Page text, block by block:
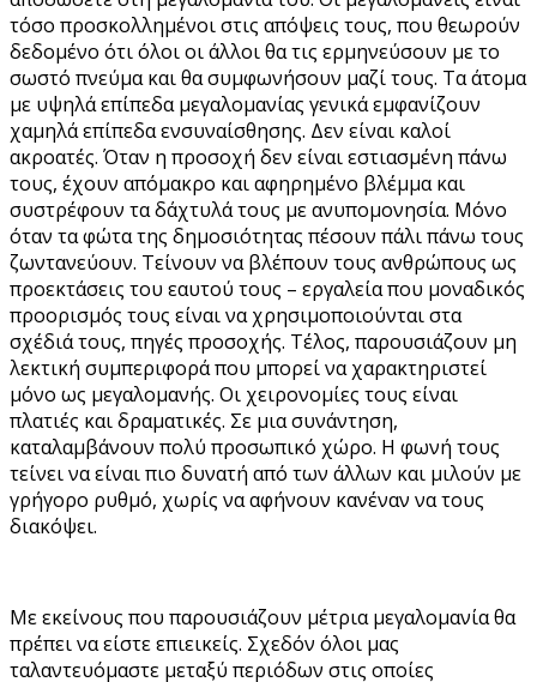
τόσο προσκολλημένοι στις απόψεις τους, που θεωρούν
δεδομένο ότι όλοι οι άλλοι θα τις ερμηνεύσουν με το
σωστό πνεύμα και θα συμφωνήσουν μαζί τους. Τα άτομα
με υψηλά επίπεδα μεγαλομανίας γενικά εμφανίζουν
χαμηλά επίπεδα ενσυναίσθησης. Δεν είναι καλοί
ακροατές. Όταν η προσοχή δεν είναι εστιασμένη πάνω
τους, έχουν απόμακρο και αφηρημένο βλέμμα και
συστρέφουν τα δάχτυλά τους με ανυπομονησία. Μόνο
όταν τα φώτα της δημοσιότητας πέσουν πάλι πάνω τους
ζωντανεύουν. Τείνουν να βλέπουν τους ανθρώπους ως
προεκτάσεις του εαυτού τους – εργαλεία που μοναδικός
προορισμός τους είναι να χρησιμοποιούνται στα
σχέδιά τους, πηγές προσοχής. Τέλος, παρουσιάζουν μη
λεκτική συμπεριφορά που μπορεί να χαρακτηριστεί
μόνο ως μεγαλομανής. Οι χειρονομίες τους είναι
πλατιές και δραματικές. Σε μια συνάντηση,
καταλαμβάνουν πολύ προσωπικό χώρο. Η φωνή τους
τείνει να είναι πιο δυνατή από των άλλων και μιλούν με
γρήγορο ρυθμό, χωρίς να αφήνουν κανέναν να τους
διακόψει.
Με εκείνους που παρουσιάζουν μέτρια μεγαλομανία θα
πρέπει να είστε επιεικείς. Σχεδόν όλοι μας
ταλαντευόμαστε μεταξύ περιόδων στις οποίες